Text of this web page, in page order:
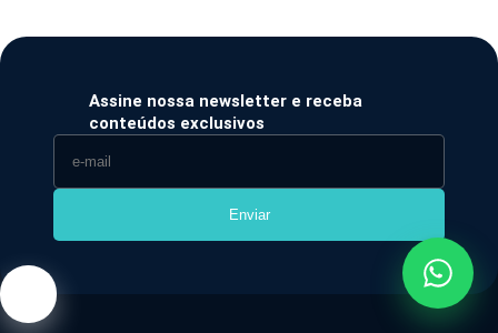
Assine nossa newsletter e receba
conteúdos exclusivos